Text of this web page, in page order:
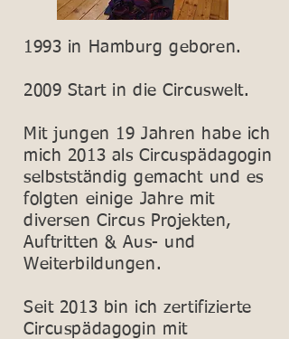
1993 in Hamburg geboren.
2009 Start in die Circuswelt.
Mit jungen 19 Jahren habe ich
mich 2013 als Circuspädagogin
selbstständig gemacht und es
folgten einige Jahre mit
diversen Circus Projekten,
Auftritten & Aus- und
Weiterbildungen.
Seit 2013 bin ich zertifizierte
Circuspädagogin mit